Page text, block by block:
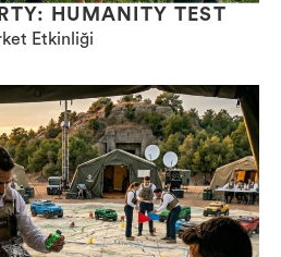
HUMANITY TEST
Etkinliği